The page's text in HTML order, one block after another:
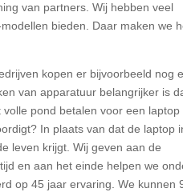
van partners. Wij hebben veel
bieden. Daar maken we
kopen er bijvoorbeeld nog
van apparatuur belangrijker is
pond betalen voor een laptop
In plaats van dat de laptop
leven krijgt. Wij geven aan de
en aan het einde helpen we
op 45 jaar ervaring. We kunnen